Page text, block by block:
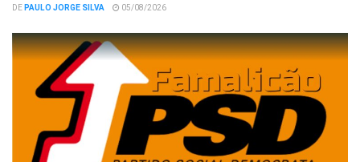
DEPAULO JORGE SILVA 05/08/2026